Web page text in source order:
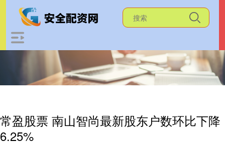
常盈股票 南山智尚最新股东户数环比下降
6.25%